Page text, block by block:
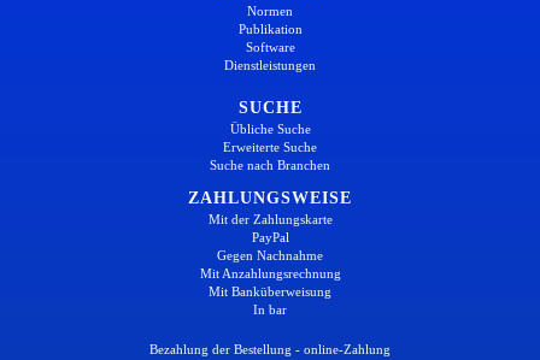
Normen
Publikation
Software
Dienstleistungen
SUCHE
Übliche Suche
Erweiterte Suche
Suche nach Branchen
ZAHLUNGSWEISE
Mit der Zahlungskarte
PayPal
Gegen Nachnahme
Mit Anzahlungsrechnung
Mit Banküberweisung
In bar
Bezahlung der Bestellung - online-Zahlung